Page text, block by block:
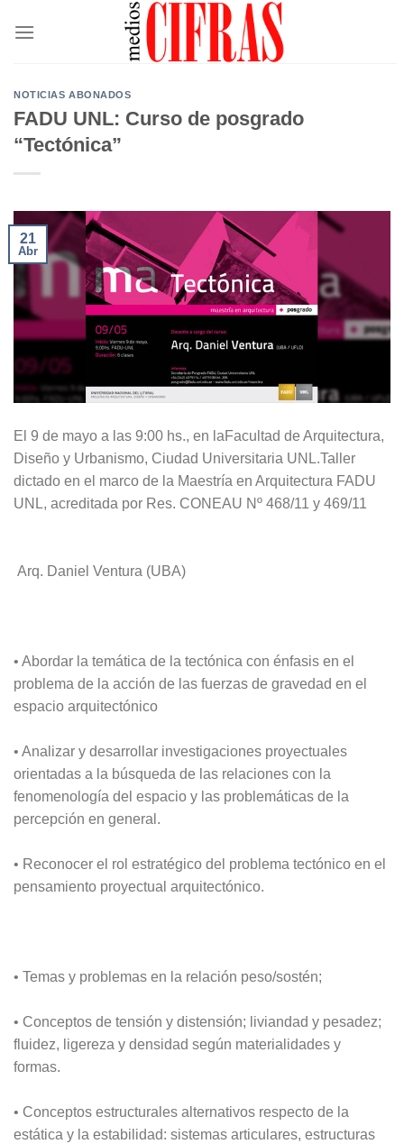
NOTICIAS ABONADOS
FADU UNL: Curso de posgrado
“Tectónica”
21
Abr
El 9 de mayo a las 9:00 hs., en laFacultad de Arquitectura,
Diseño y Urbanismo, Ciudad Universitaria UNL.Taller
dictado en el marco de la Maestría en Arquitectura FADU
UNL, acreditada por Res. CONEAU Nº 468/11 y 469/11
Arq. Daniel Ventura (UBA)
• Abordar la temática de la tectónica con énfasis en el
problema de la acción de las fuerzas de gravedad en el
espacio arquitectónico
• Analizar y desarrollar investigaciones proyectuales
orientadas a la búsqueda de las relaciones con la
fenomenología del espacio y las problemáticas de la
percepción en general.
• Reconocer el rol estratégico del problema tectónico en el
pensamiento proyectual arquitectónico.
• Temas y problemas en la relación peso/sostén;
• Conceptos de tensión y distensión; liviandad y pesadez;
fluidez, ligereza y densidad según materialidades y
formas.
• Conceptos estructurales alternativos respecto de la
estática y la estabilidad: sistemas articulares, estructuras